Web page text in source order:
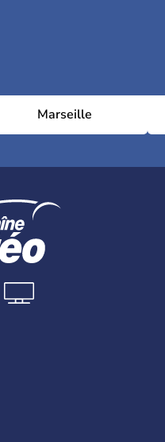
Marseille